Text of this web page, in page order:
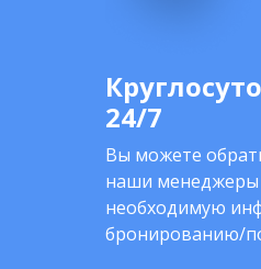
24/7
Вы можете
наши менеджеры
необходимую
бронированию/